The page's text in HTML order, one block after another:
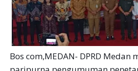
Bos com,MEDAN- DPRD Medan